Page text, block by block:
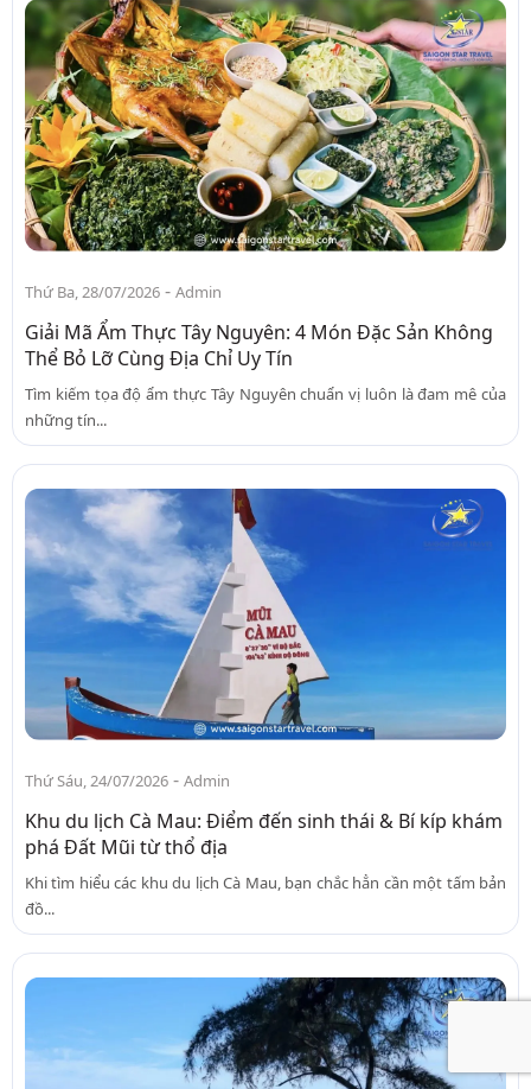
Thứ Ba, 28/07/2026 - Admin
Giải Mã Ẩm Thực Tây Nguyên: 4 Món Đặc Sản Không
Thể Bỏ Lỡ Cùng Địa Chỉ Uy Tín
Tìm kiếm tọa độ ẩm thực Tây Nguyên chuẩn vị luôn là đam mê của
những tín...
Thứ Sáu, 24/07/2026 - Admin
Khu du lịch Cà Mau: Điểm đến sinh thái & Bí kíp khám
phá Đất Mũi từ thổ địa
Khi tìm hiểu các khu du lịch Cà Mau, bạn chắc hẳn cần một tấm bản
đồ...